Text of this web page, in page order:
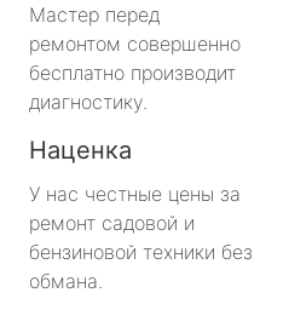
Важины
Вырица
Дружная Горка
Мастер перед
ремонтом совершенно
бесплатно производит
диагностику.
Наценка
У нас честные цены за
ремонт садовой и
бензиновой техники без
обмана.